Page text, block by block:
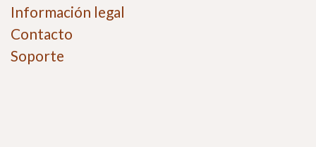
Información legal
Contacto
Soporte